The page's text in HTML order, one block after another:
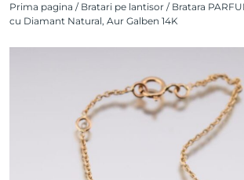
Prima pagina / Bratari pe lantisor / Bratara
cu Diamant Natural, Aur Galben 14K